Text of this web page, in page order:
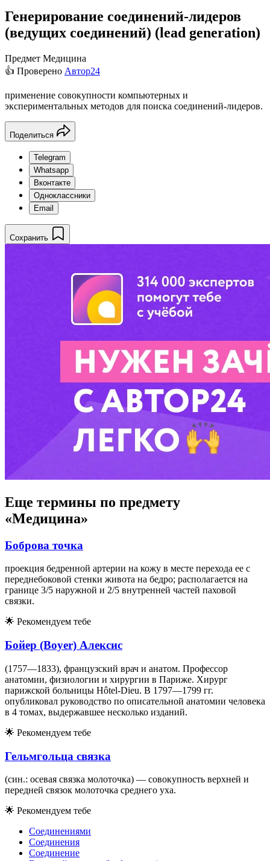
Генерирование соединений-лидеров
(ведущих соединений) (lead generation)
Предмет Медицина
👍 Проверено Автор24
применение совокупности компьютерных и
экспериментальных методов для поиска соединений-лидеров.
Поделиться
Telegram
Whatsapp
Вконтакте
Одноклассники
Email
Сохранить
Еще термины по предмету
«Медицина»
Боброва точка
проекция бедренной артерии на кожу в месте перехода ее с
переднебоковой стенки живота на бедро; располагается на
границе 3/5 наружной и 2/5 внутренней частей паховой
связки.
🌟 Рекомендуем тебе
Бойер (Boyer) Алексис
(1757—1833), французский врач и анатом. Профессор
анатомии, физиологии и хирургии в Париже. Хирург
парижской больницы Hôtel-Dieu. В 1797—1799 гг.
опубликовал руководство по описательной анатомии человека
в 4 томах, выдержавшее несколько изданий.
🌟 Рекомендуем тебе
Гельмгольца связка
(син.: осевая связка молоточка) — совокупность верхней и
передней связок молоточка среднего уха.
🌟 Рекомендуем тебе
Соединениями
Соединения
Соединение